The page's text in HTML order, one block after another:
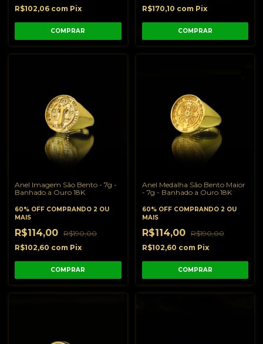
R$102,06 com Pix
COMPRAR
R$170,10 com Pix
COMPRAR
Anel Imagem São Bento - 7g -
Banhado a Ouro 18K
60% OFF COMPRANDO 2 OU
MAIS
R$114,00 R$190,00
R$102,60 com Pix
COMPRAR
Anel Medalha São Bento Maior
- 7g - Banhado a Ouro 18K
60% OFF COMPRANDO 2 OU
MAIS
R$114,00 R$190,00
R$102,60 com Pix
COMPRAR